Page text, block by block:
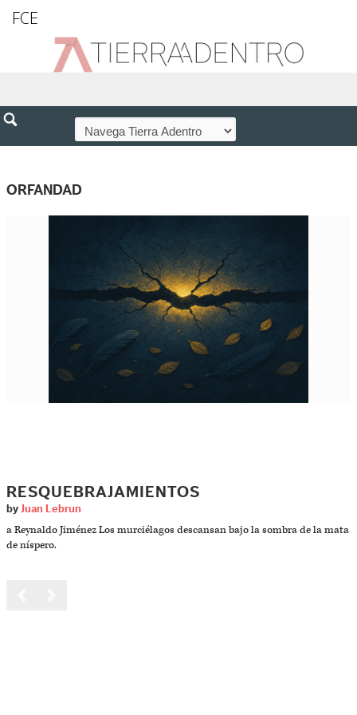
FCE
ORFANDAD
RESQUEBRAJAMIENTOS
by Juan Lebrun
a Reynaldo Jiménez Los murciélagos descansan bajo la sombra de la mata
de níspero.